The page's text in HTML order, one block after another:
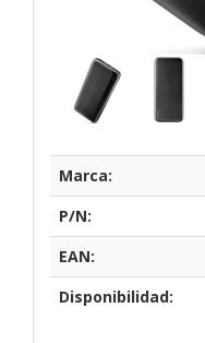
Marca:
P/N:
EAN:
Disponibilidad: